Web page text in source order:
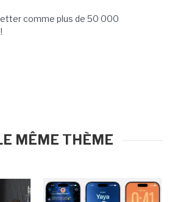
comme plus de 50 000
MÊME THÈME